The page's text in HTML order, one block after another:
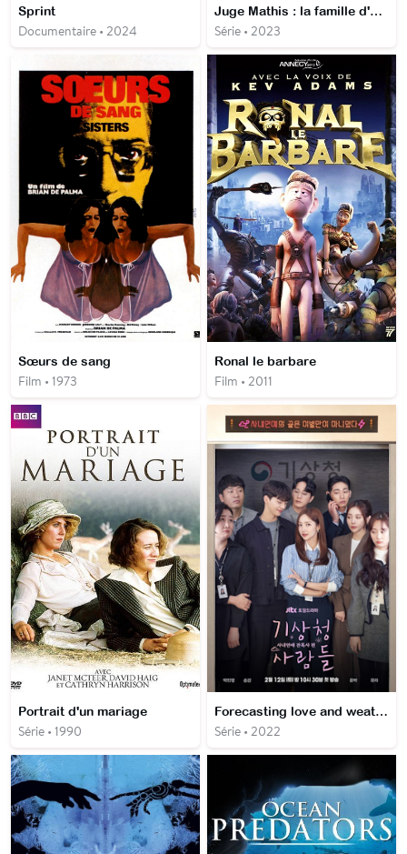
Sprint
Documentaire • 2024
Juge Mathis : la famille d'abord
Série • 2023
Sœurs de sang
Film • 1973
Ronal le barbare
Film • 2011
Portrait d'un mariage
Série • 1990
Forecasting love and weather
Série • 2022